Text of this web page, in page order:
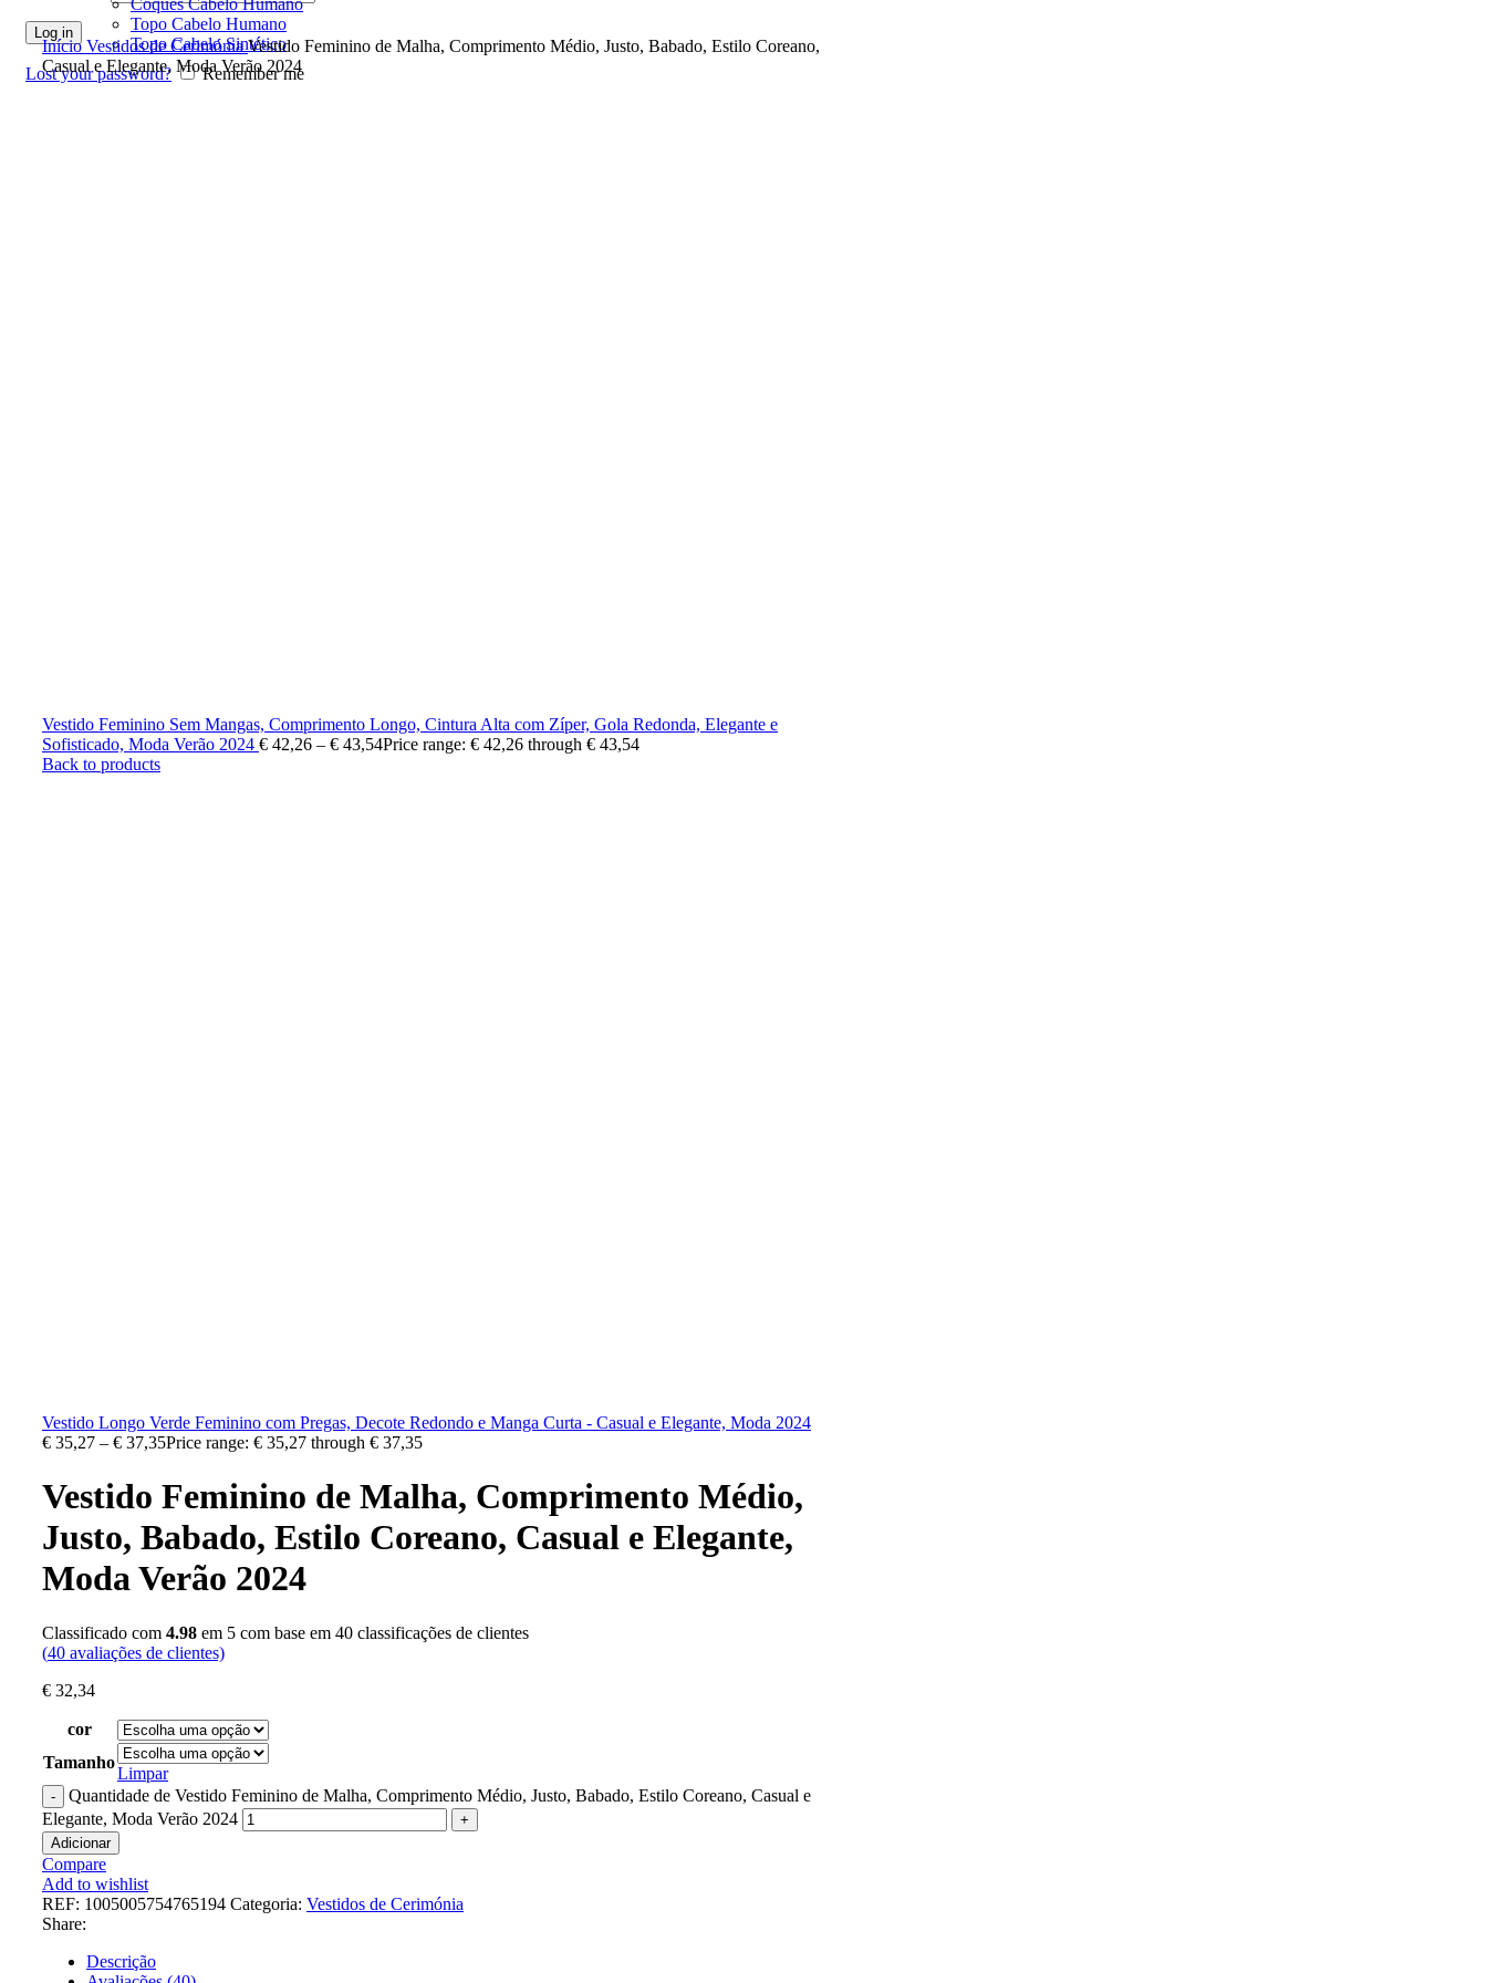
Log in
Lost your password? Remember me
Coques Cabelo Humano
Topo Cabelo Humano
Topo Cabelo Sintético
Click to enlarge
Início Vestidos de CerimóniaVestido Feminino de Malha, Comprimento Médio, Justo, Babado, Estilo Coreano,
Casual e Elegante, Moda Verão 2024
Vestido Feminino Sem Mangas, Comprimento Longo, Cintura Alta com Zíper, Gola Redonda, Elegante e
Sofisticado, Moda Verão 2024 € 42,26 – € 43,54Price range: € 42,26 through € 43,54
Back to products
Vestido Longo Verde Feminino com Pregas, Decote Redondo e Manga Curta - Casual e Elegante, Moda 2024
€ 35,27 – € 37,35Price range: € 35,27 through € 37,35
Vestido Feminino de Malha, Comprimento Médio,
Justo, Babado, Estilo Coreano, Casual e Elegante,
Moda Verão 2024
Classificado com 4.98 em 5 com base em 40 classificações de clientes
(40 avaliações de clientes)
€ 32,34
cor
Tamanho
Limpar
Quantidade de Vestido Feminino de Malha, Comprimento Médio, Justo, Babado, Estilo Coreano, Casual e
Elegante, Moda Verão 2024
Adicionar
Compare
Add to wishlist
REF: 1005005754765194 Categoria: Vestidos de Cerimónia
Share:
Descrição